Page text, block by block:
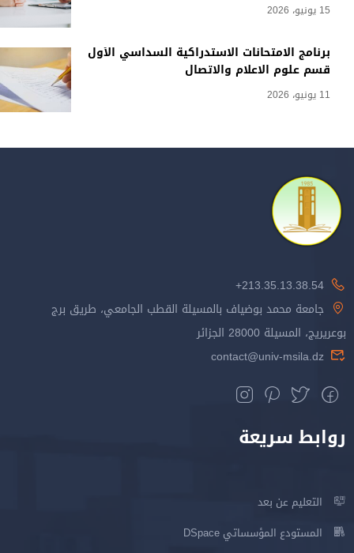
15 يونيو، 2026
برنامج الامتحانات الاستدراكية السداسي الأول
قسم علوم الاعلام والاتصال
11 يونيو، 2026
213.35.13.38.54+
جامعة محمد بوضياف بالمسيلة القطب الجامعي، طريق برج
بوعريريج، المسيلة 28000 الجزائر
contact@univ-msila.dz
روابط سريعة
التعليم عن بعد
المستودع المؤسساتي DSpace